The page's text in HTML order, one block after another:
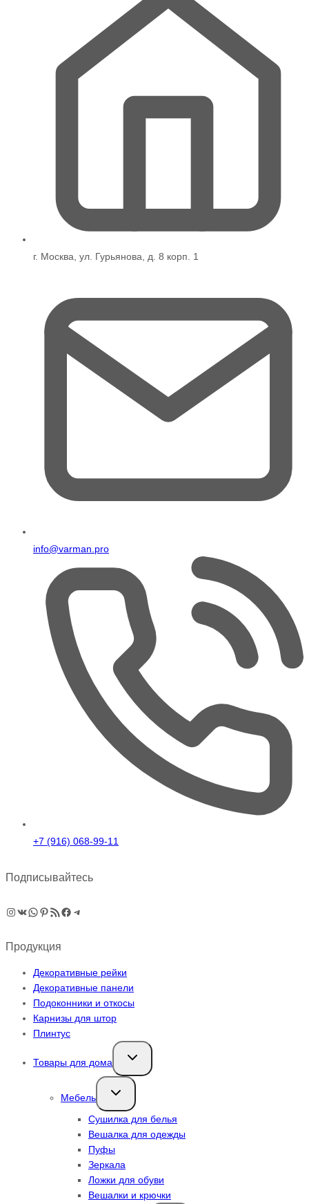
г. Москва, ул. Гурьянова, д. 8 корп. 1
info@varman.pro
+7 (916) 068-99-11
Подписывайтесь
Instagram
ВКонтакте
WhatsApp
Pinterest
RSS-рассылка
Facebook
Telegram
Продукция
Декоративные рейки
Декоративные панели
Подоконники и откосы
Карнизы для штор
Плинтус
Товары для дома
Переключить
дочернее
Мебель
Переключить
дочернее
Сушилка для белья
Вешалка для одежды
Пуфы
Зеркала
Ложки для обуви
Вешалки и крючки